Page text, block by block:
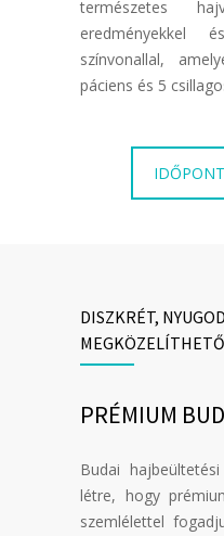
természetes
eredményekkel
színvonallal,
páciens és 5
DISZKRÉT,
PRÉMIUM
Budai
létre, hogy
szemlélettel